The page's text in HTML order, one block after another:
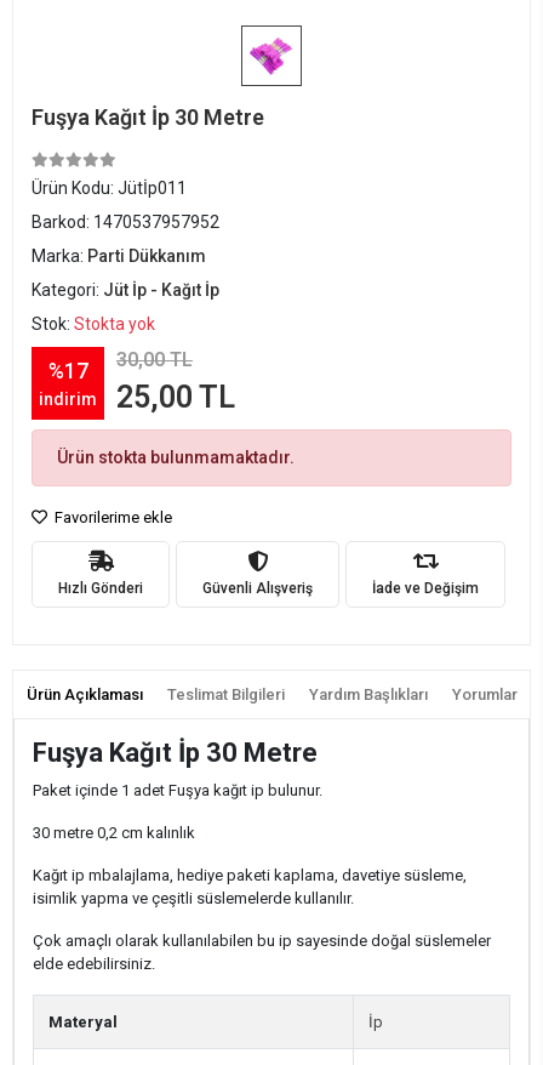
Fuşya Kağıt İp 30 Metre
Ürün Kodu: Jütİp011
Barkod: 1470537957952
Marka: Parti Dükkanım
Kategori: Jüt İp - Kağıt İp
Stok: Stokta yok
%17
indirim
30,00 TL
25,00 TL
Ürün stokta bulunmamaktadır.
Favorilerime ekle
Hızlı Gönderi Güvenli Alışveriş İade ve Değişim
Ürün Açıklaması Teslimat Bilgileri Yardım Başlıkları Yorumlar
Fuşya Kağıt İp 30 Metre
Paket içinde 1 adet Fuşya kağıt ip bulunur.
30 metre 0,2 cm kalınlık
Kağıt ip mbalajlama, hediye paketi kaplama, davetiye süsleme,
isimlik yapma ve çeşitli süslemelerde kullanılır.
Çok amaçlı olarak kullanılabilen bu ip sayesinde doğal süslemeler
elde edebilirsiniz.
Materyal İp